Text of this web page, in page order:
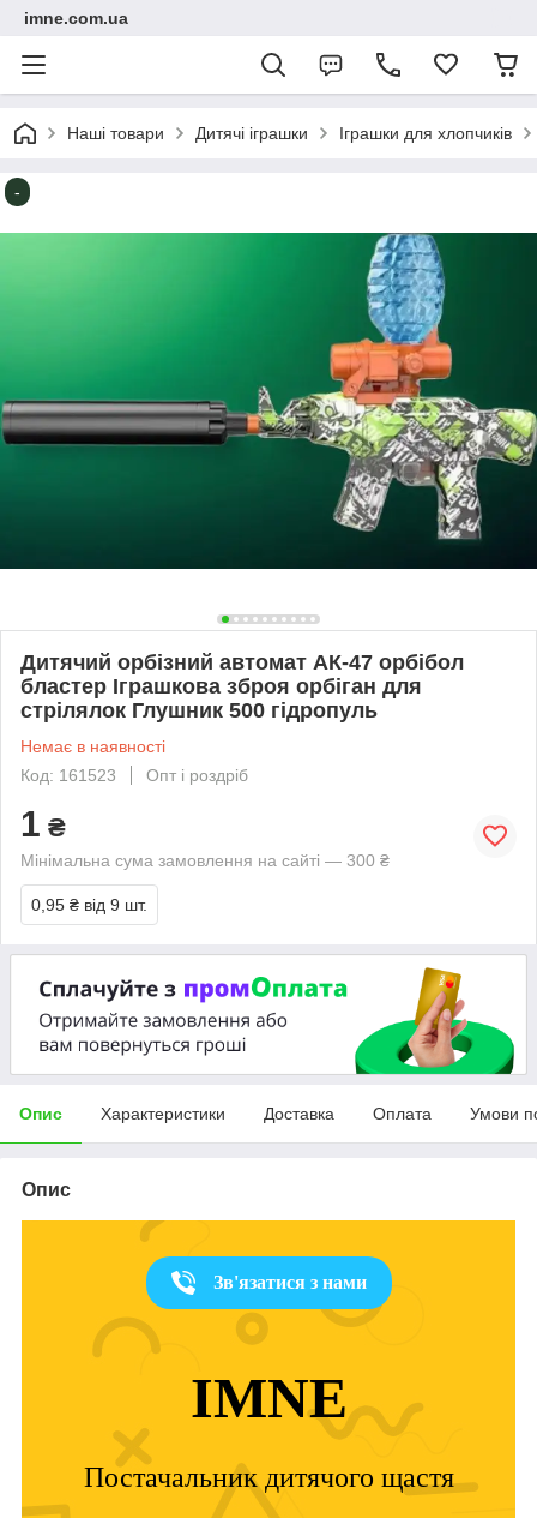
imne.com.ua
Наші товари Дитячі іграшки Іграшки для хлопчиків
-
Дитячий орбізний автомат АК-47 орбібол
бластер Іграшкова зброя орбіган для
стрілялок Глушник 500 гідропуль
Немає в наявності
Код: 161523
Опт і роздріб
1 ₴
Мінімальна сума замовлення на сайті — 300 ₴
0,95 ₴ від 9 шт.
Опис Характеристики Доставка Оплата Умови
Опис
Зв'язатися з нами
IMNE
Постачальник дитячого щастя